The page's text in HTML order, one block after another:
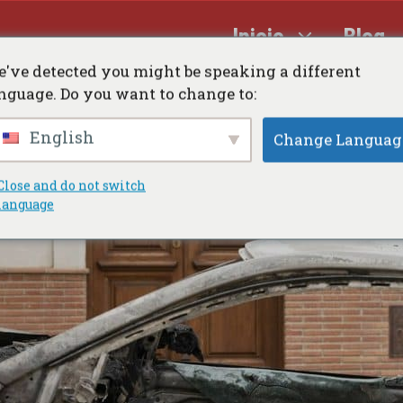
Inicio Blog
detected you might be speaking a different
Do you want to change to:
English Change
and do not switch